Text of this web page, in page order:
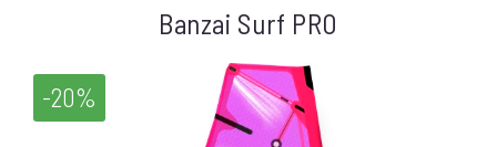
Banzai Surf PRO
-20%